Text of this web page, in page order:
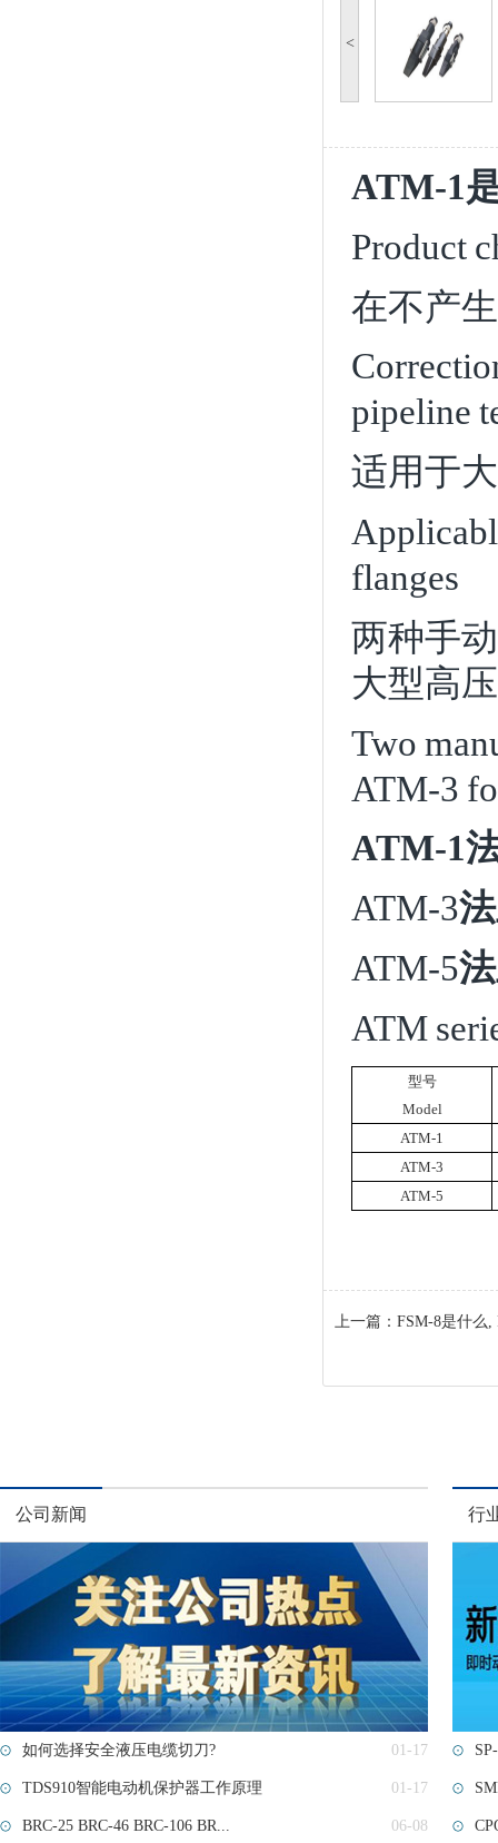
<
ATM-1
Product
在不产
pipeline
适用于
flanges
两种手
大型高
Two
ATM-3
ATM-1
ATM-3
ATM-5
ATM
型号
Model
ATM-1
ATM-3
ATM-5
上一篇： FSM-8是什么,
公司新闻
如何选择安全液压电缆切刀? 01-17
TDS910智能电动机保护器工作原理 01-17
BRC-25 BRC-46 BRC-106 BR... 06-08
行